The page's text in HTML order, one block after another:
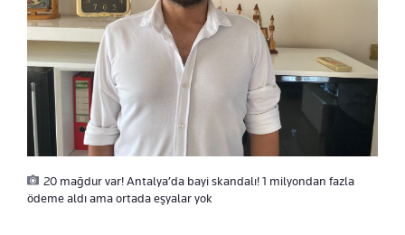
20 mağdur var! Antalya’da bayi skandalı! 1 milyondan fazla
ödeme aldı ama ortada eşyalar yok